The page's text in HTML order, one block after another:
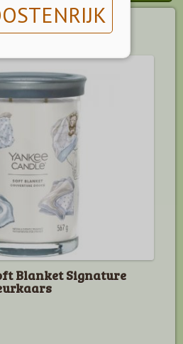
Blanket Signature